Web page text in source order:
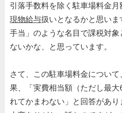
引落手数料を除く駐車場料金月
現物給与扱いとなるかと思い
手当」のような名目で課税対
ないかな、と思っています。
さて、この駐車場料金について、
果、「実費相当額（ただし最
れてかまわない」と回答があり